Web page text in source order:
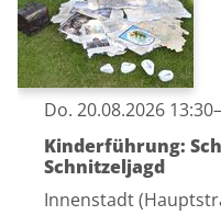
Do. 20.08.2026
Kinderführung:
Schnitzeljagd
Innenstadt